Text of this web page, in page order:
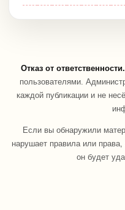
Отказ от ответственности.
пользователями.
каждой публикации и не
Если вы обнаружили
нарушает правила или
он будет